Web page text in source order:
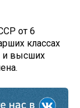
от 6
классах
и высших